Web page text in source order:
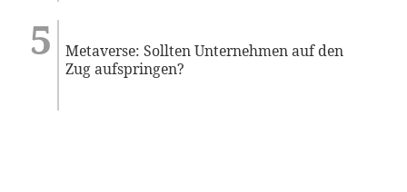
Metaverse: Sollten Unternehmen auf den
Zug aufspringen?